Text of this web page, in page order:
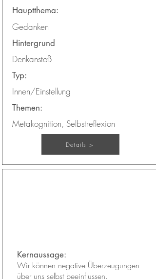
Hauptthema:
Gedanken
Hintergrund
Denkanstoß
Typ:
Innen/Einstellung
Themen:
Metakognition, Selbstreflexion
Details >
Kernaussage:
Wir können negative Überzeugungen
über uns selbst beeinflussen.